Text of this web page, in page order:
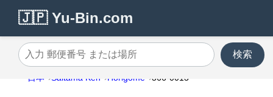
🇯🇵 Yu-Bin.com
入力 郵便番号 または場所
検索
日本 Saitama Ken Horigome 366-0013